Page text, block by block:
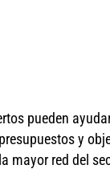
pueden
y
mayor red del